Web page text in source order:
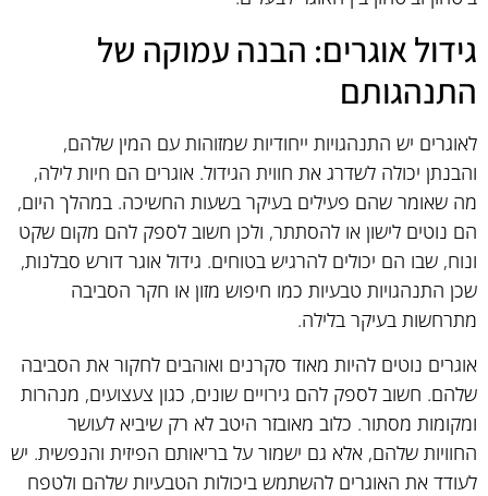
גידול אוגרים: הבנה עמוקה של
התנהגותם
לאוגרים יש התנהגויות ייחודיות שמזוהות עם המין שלהם,
והבנתן יכולה לשדרג את חווית הגידול. אוגרים הם חיות לילה,
מה שאומר שהם פעילים בעיקר בשעות החשיכה. במהלך היום,
הם נוטים לישון או להסתתר, ולכן חשוב לספק להם מקום שקט
ונוח, שבו הם יכולים להרגיש בטוחים. גידול אוגר דורש סבלנות,
שכן התנהגויות טבעיות כמו חיפוש מזון או חקר הסביבה
מתרחשות בעיקר בלילה.
אוגרים נוטים להיות מאוד סקרנים ואוהבים לחקור את הסביבה
שלהם. חשוב לספק להם גירויים שונים, כגון צעצועים, מנהרות
ומקומות מסתור. כלוב מאובזר היטב לא רק שיביא לעושר
החוויות שלהם, אלא גם ישמור על בריאותם הפיזית והנפשית. יש
לעודד את האוגרים להשתמש ביכולות הטבעיות שלהם ולטפח